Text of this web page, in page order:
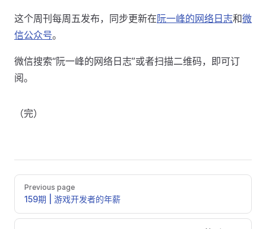
这个周刊每周五发布，同步更新在阮一峰的网络日志和微
信公众号。
微信搜索“阮一峰的网络日志”或者扫描二维码，即可订
阅。
（完）
Previous page
159期 | 游戏开发者的年薪